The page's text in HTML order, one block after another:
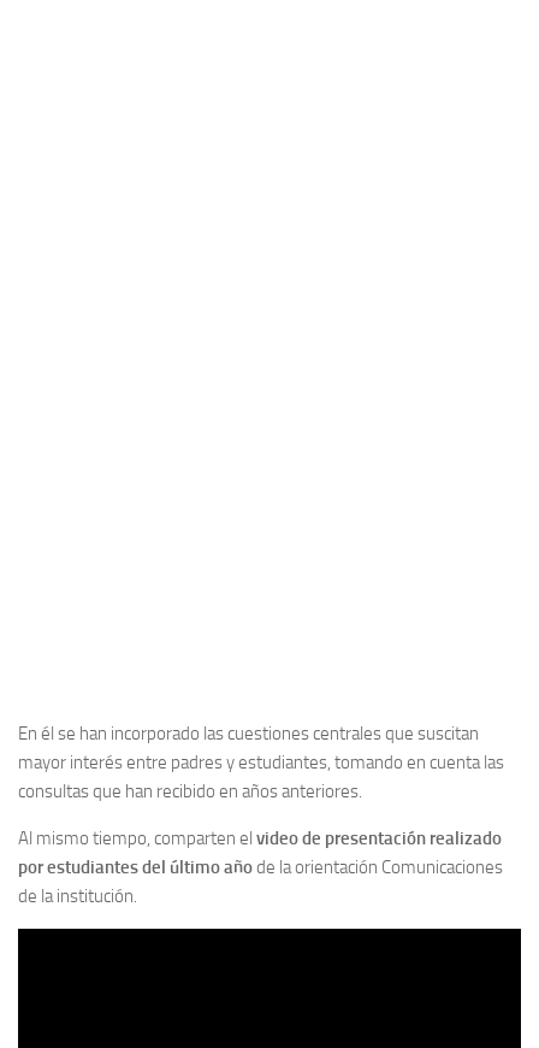
En él se han incorporado las cuestiones centrales que suscitan
mayor interés entre padres y estudiantes, tomando en cuenta las
consultas que han recibido en años anteriores.
Al mismo tiempo, comparten el video de presentación realizado
por estudiantes del último añode la orientación Comunicaciones
de la institución.